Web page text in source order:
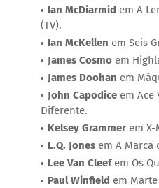
Ian McDiarmid em A
(TV).
Ian McKellen em Seis
James Cosmo em
James Doohan em
John Capodiceem Ace
Diferente.
Kelsey Grammerem X-
L.Q. Jonesem A Marca
Lee Van Cleefem Os
Paul Winfield em